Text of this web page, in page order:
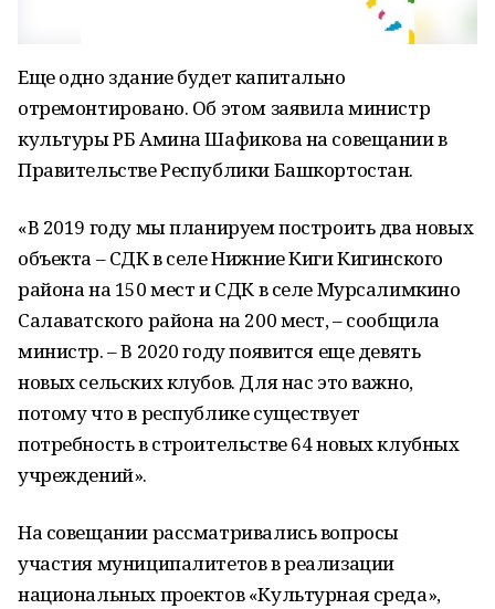
Еще одно здание будет капитально
отремонтировано. Об этом заявила министр
культуры РБ Амина Шафикова на совещании в
Правительстве Республики Башкортостан.
«В 2019 году мы планируем построить два новых
объекта – СДК в селе Нижние Киги Кигинского
района на 150 мест и СДК в селе Мурсалимкино
Салаватского района на 200 мест, – сообщила
министр. – В 2020 году появится еще девять
новых сельских клубов. Для нас это важно,
потому что в республике существует
потребность в строительстве 64 новых клубных
учреждений».
На совещании рассматривались вопросы
участия муниципалитетов в реализации
национальных проектов «Культурная среда»,